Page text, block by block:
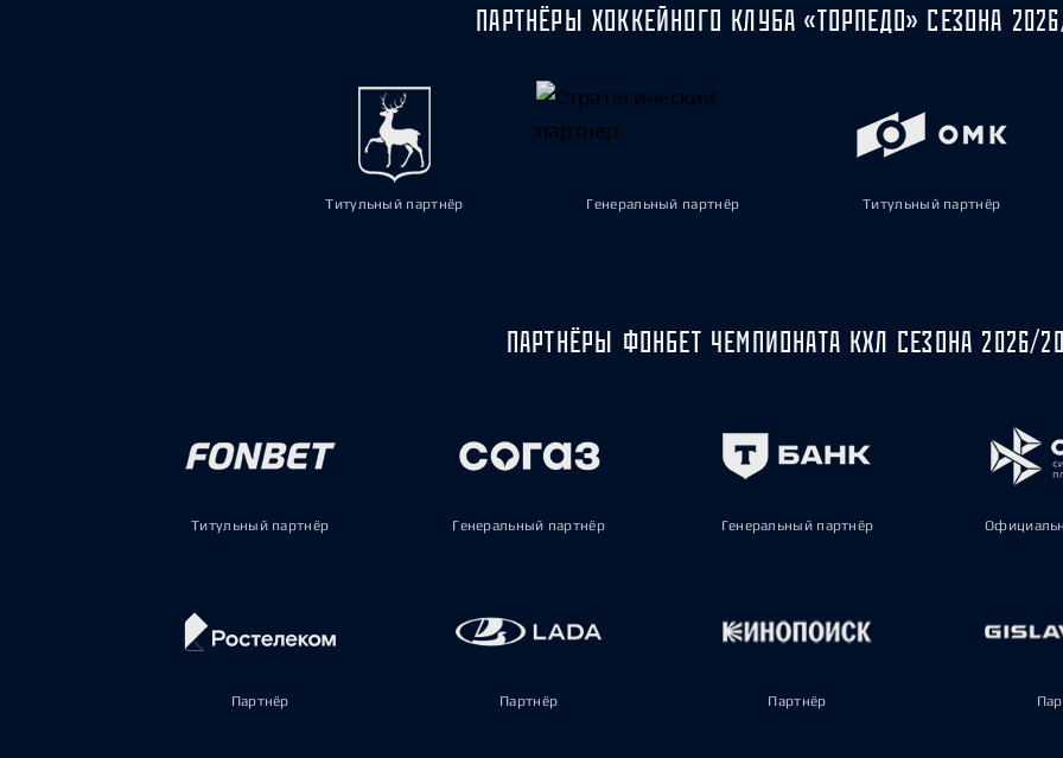
ПАРТНЁРЫ ХОККЕЙНОГО КЛУБА «ТОРПЕДО» СЕЗОНА
Титульный партнёр Генеральный партнёр Титульный партнёр
ПАРТНЁРЫ ФОНБЕТ ЧЕМПИОНАТА КХЛ СЕЗОНА 2026/
Титульный партнёр Генеральный партнёр Генеральный партнёр
Партнёр Партнёр Партнёр